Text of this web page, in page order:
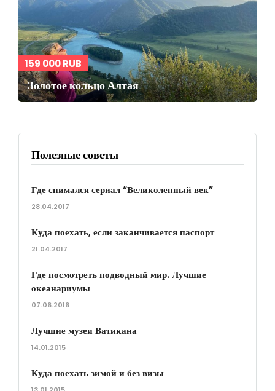
159 000 RUB
Золотое кольцо Алтая
Полезные советы
Где снимался сериал “Великолепный век”
28.04.2017
Куда поехать, если заканчивается паспорт
21.04.2017
Где посмотреть подводный мир. Лучшие
океанариумы
07.06.2016
Лучшие музеи Ватикана
14.01.2015
Куда поехать зимой и без визы